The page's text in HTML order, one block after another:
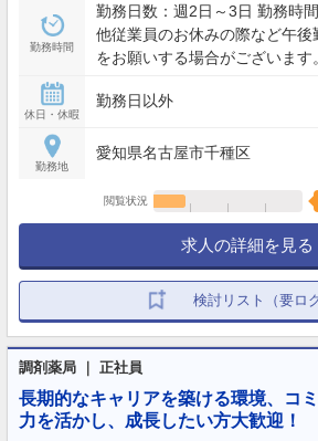
勤務時間
勤務日数：週2日～3日 勤務
他従業員のお休みの際など午後
をお願いする場合がございます。
休日・休暇
勤務日以外
勤務地
愛知県名古屋市千種区
閲覧状況
求人の詳細を見る
検討リスト（要ロ
調剤薬局 ｜ 正社員
長期的なキャリアを築ける環境、コ
力を活かし、成長したい方大歓迎！